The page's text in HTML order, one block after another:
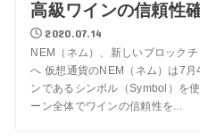
高級ワインの信頼性
2020.07.14
NEM（ネム）、新しいブロック
へ 仮想通貨のNEM（ネム）は7
ンであるシンボル（Symbol）を
ーン全体でワインの信頼性を...